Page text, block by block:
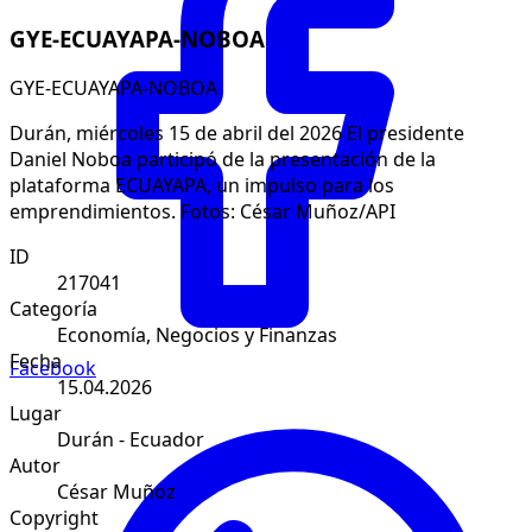
Facebook
GYE-ECUAYAPA-NOBOA
GYE-ECUAYAPA-NOBOA
Durán, miércoles 15 de abril del 2026 El presidente
Daniel Noboa participó de la presentación de la
plataforma ECUAYAPA, un impulso para los
emprendimientos. Fotos: César Muñoz/API
ID
217041
Categoría
Economía, Negocios y Finanzas
Fecha
15.04.2026
Lugar
Durán - Ecuador
Autor
César Muñoz
Copyright